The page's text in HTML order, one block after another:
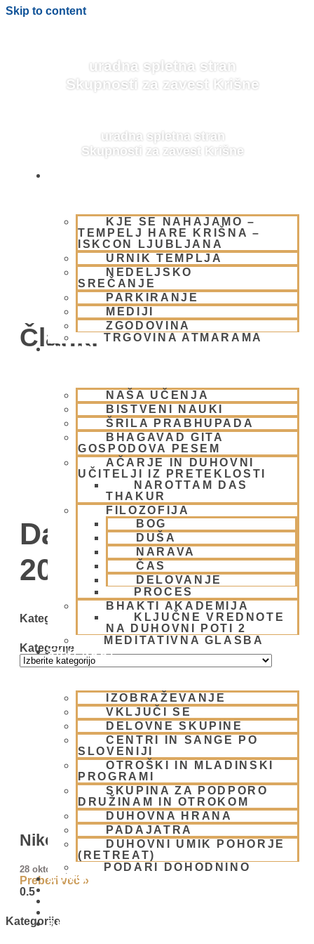
Skip to content
uradna spletna stran
Skupnosti za zavest Krišne
uradna spletna stran
Skupnosti za zavest Krišne
KJE SE NAHAJAMO –
TEMPELJ HARE KRIŠNA –
ISKCON LJUBLJANA
URNIK TEMPLJA
NEDELJSKO
SREČANJE
PARKIRANJE
MEDIJI
ZGODOVINA
TRGOVINA ATMARAMA
BHAKTI JOGA
NAŠA UČENJA
BISTVENI NAUKI
ŠRILA PRABHUPADA
BHAGAVAD GITA
GOSPODOVA PESEM
AČARJE IN DUHOVNI
UČITELJI IZ PRETEKLOSTI
NAROTTAM DAS
THAKUR
FILOZOFIJA
BOG
DUŠA
NARAVA
ČAS
DELOVANJE
PROCES
BHAKTI AKADEMIJA
KLJUČNE VREDNOTE
NA DUHOVNI POTI 2
MEDITATIVNA GLASBA
SKUPNOST
IZOBRAŽEVANJE
VKLJUČI SE
DELOVNE SKUPINE
CENTRI IN SANGE PO
SLOVENIJI
OTROŠKI IN MLADINSKI
PROGRAMI
SKUPINA ZA PODPORO
DRUŽINAM IN OTROKOM
DUHOVNA HRANA
PADAJATRA
DUHOVNI UMIK POHORJE
(RETREAT)
PODARI DOHODNINO
DONIRAJ
BLOG
BLOG
Članki
Day: 28 oktobra,
2010
Kategorije
Kategorije
Nikoli ne pozabimo na Krišno
28 oktobra, 2010
Preberi več »
Kategorije